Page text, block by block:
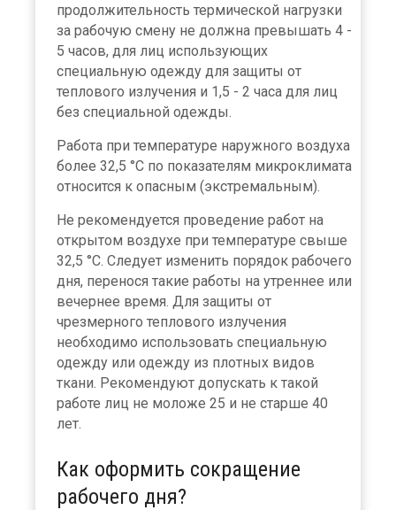
продолжительность термической нагрузки
за рабочую смену не должна превышать 4 -
5 часов, для лиц использующих
специальную одежду для защиты от
теплового излучения и 1,5 - 2 часа для лиц
без специальной одежды.
Работа при температуре наружного воздуха
более 32,5 °C по показателям микроклимата
относится к опасным (экстремальным).
Не рекомендуется проведение работ на
открытом воздухе при температуре свыше
32,5 °C. Следует изменить порядок рабочего
дня, перенося такие работы на утреннее или
вечернее время. Для защиты от
чрезмерного теплового излучения
необходимо использовать специальную
одежду или одежду из плотных видов
ткани. Рекомендуют допускать к такой
работе лиц не моложе 25 и не старше 40
лет.
Как оформить сокращение
рабочего дня?